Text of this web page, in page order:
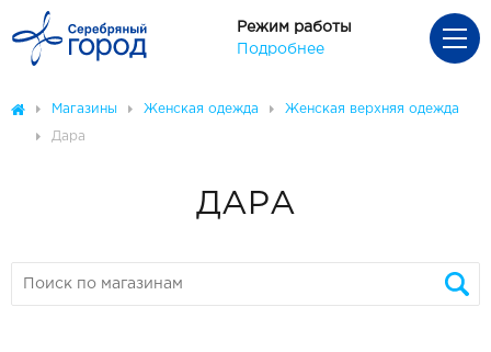
Режим работы
Подробнее
Магазины Женская одежда Женская верхняя одежда
Дара
ДАРА